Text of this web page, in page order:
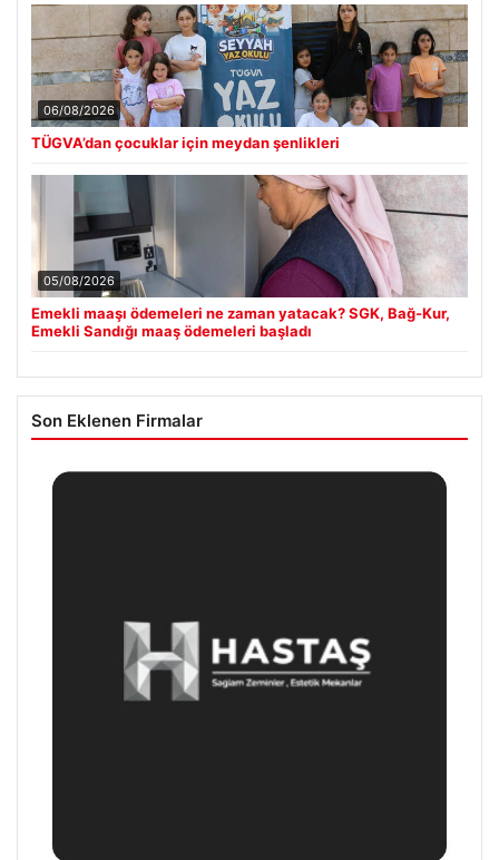
06/08/2026
TÜGVA’dan çocuklar için meydan şenlikleri
05/08/2026
Emekli maaşı ödemeleri ne zaman yatacak? SGK, Bağ-Kur,
Emekli Sandığı maaş ödemeleri başladı
Son Eklenen Firmalar